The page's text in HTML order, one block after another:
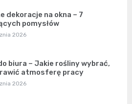
dekoracje na okna – 7
pomysłów
2026
biura – Jakie rośliny wybrać,
atmosferę pracy
2026